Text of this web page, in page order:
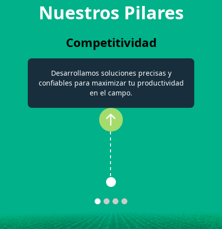
Nuestros Pilares
Competitividad
Desarrollamos soluciones precisas y
confiables para maximizar tu productividad
en el campo.